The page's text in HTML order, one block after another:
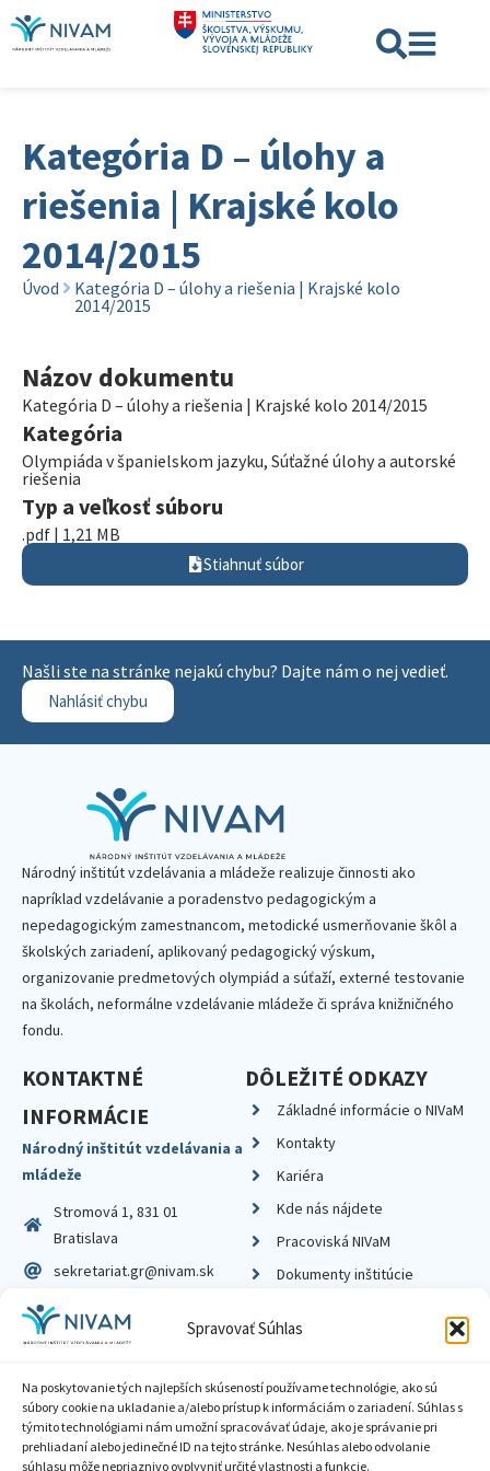
Spravovať Súhlas
Na poskytovanie tých najlepších skúseností používame technológie, ako sú
súbory cookie na ukladanie a/alebo prístup k informáciám o zariadení. Súhlas s
týmito technológiami nám umožní spracovávať údaje, ako je správanie pri
prehliadaní alebo jedinečné ID na tejto stránke. Nesúhlas alebo odvolanie
súhlasu môže nepriaznivo ovplyvniť určité vlastnosti a funkcie.
Kategória D – úlohy a
riešenia | Krajské kolo
2014/2015
Úvod
Kategória D – úlohy a riešenia | Krajské kolo
2014/2015
Názov dokumentu
Kategória D – úlohy a riešenia | Krajské kolo 2014/2015
Kategória
Olympiáda v španielskom jazyku, Súťažné úlohy a autorské
riešenia
Typ a veľkosť súboru
.pdf | 1,21 MB
Stiahnuť súbor
Našli ste na stránke nejakú chybu? Dajte nám o nej vedieť.
Nahlásiť chybu
Národný inštitút vzdelávania a mládeže realizuje činnosti ako
napríklad vzdelávanie a poradenstvo pedagogickým a
nepedagogickým zamestnancom, metodické usmerňovanie škôl a
školských zariadení, aplikovaný pedagogický výskum,
organizovanie predmetových olympiád a súťaží, externé testovanie
na školách, neformálne vzdelávanie mládeže či správa knižničného
fondu.
KONTAKTNÉ
INFORMÁCIE
Národný inštitút vzdelávania a
mládeže
Stromová 1, 831 01
Bratislava
sekretariat.gr@nivam.sk
IČO: 00164348
DIČ: 2020798714
DÔLEŽITÉ ODKAZY
Základné informácie o NIVaM
Kontakty
Kariéra
Kde nás nájdete
Pracoviská NIVaM
Dokumenty inštitúcie
Zásady ochrany súkromia